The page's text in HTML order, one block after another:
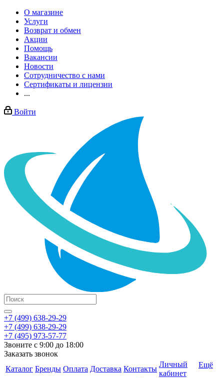
О магазине
Услуги
Возврат и обмен
Акции
Помощь
Вакансии
Новости
Сотрудничество с нами
Сертификаты и лицензии
...
Войти
+7 (499) 638-29-29
+7 (499) 638-29-29
+7 (495) 973-57-77
Звоните с 9:00 до 18:00
Заказать звонок
Каталог Бренды Оплата Доставка Контакты
Личный
кабинет
Ещё